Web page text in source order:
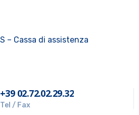
+39 02.72.02.29.32
Tel / Fax